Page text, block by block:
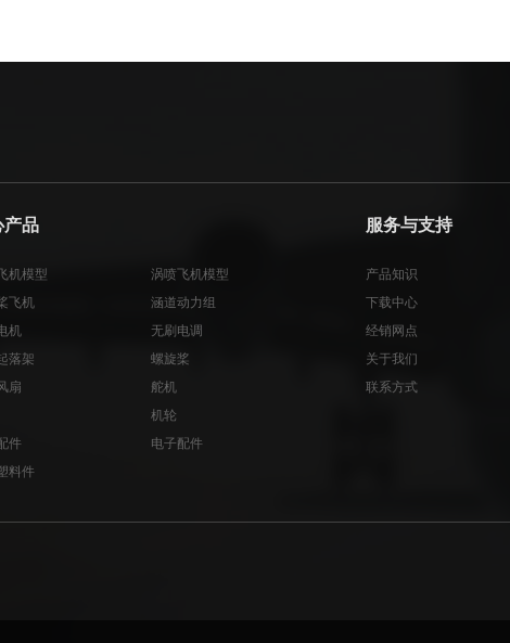
产品
机模型
涡喷飞机模型
飞机
涵道动力组
机
无刷电调
落架
螺旋桨
扇
舵机
机轮
件
电子配件
料件
服务与支持
产品知识
下载中心
经销网点
关于我们
联系方式